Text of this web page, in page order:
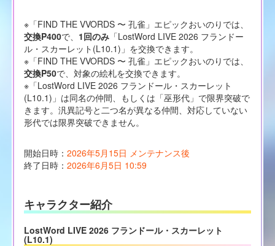
※「FIND THE VVORDS 〜 孔雀」エピックおいのりでは、
交換P400で、 1回のみ「LostWord LIVE 2026 フランドー
ル・スカーレット(L10.1)」を交換できます。
※「FIND THE VVORDS 〜 孔雀」エピックおいのりでは、
交換P50で、対象の絵札を交換できます。
※「LostWord LIVE 2026 フランドール・スカーレット
(L10.1)」は同名の仲間、もしくは「巫形代」で限界突破で
きます。汎異記号と二つ名が異なる仲間、対応していない
形代では限界突破できません。
開始日時： 2026年5月15日 メンテナンス後
終了日時： 2026年6月5日 10:59
キャラクター紹介
LostWord LIVE 2026 フランドール・スカーレット
(L10.1)